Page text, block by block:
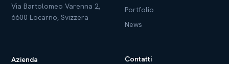
Via Bartolomeo Varenna 2,
6600 Locarno, Svizzera
Portfolio
News
Azienda
Contatti